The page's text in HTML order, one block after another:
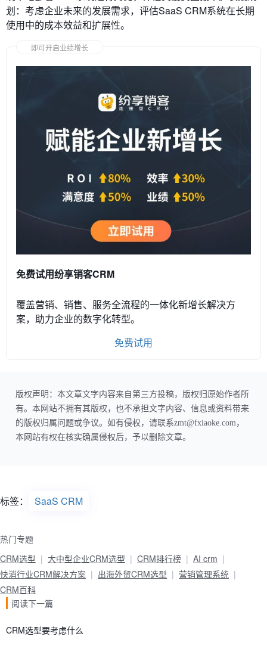
划：考虑企业未来的发展需求，评估SaaS CRM系统在长期
使用中的成本效益和扩展性。
即可开启业绩增长
免费试用纷享销客CRM
覆盖营销、销售、服务全流程的一体化新增长解决方
案，助力企业的数字化转型。
免费试用
版权声明：本文章文字内容来自第三方投稿，版权归原始作者所
有。本网站不拥有其版权，也不承担文字内容、信息或资料带来
的版权归属问题或争议。如有侵权，请联系zmt@fxiaoke.com，
本网站有权在核实确属侵权后，予以删除文章。
标签： SaaS CRM
热门专题
CRM选型
大中型企业CRM选型 CRM排行榜
AI crm
快消行业CRM解决方案
出海外贸CRM选型
营销管理系统
CRM百科
阅读下一篇
CRM选型要考虑什么